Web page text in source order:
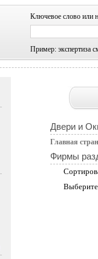
Ключевое слово или
Пример: экспертиза
Двери и
Главная
Фирмы